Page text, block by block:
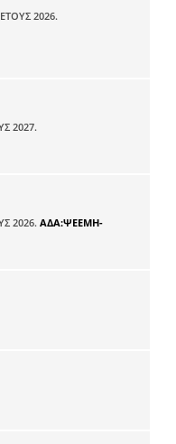
2026.
2027.
2026. ΑΔΑ:ΨΕΕΜΗ-